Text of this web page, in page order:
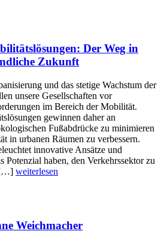
Der Weg in
Zukunft
und das stetige Wachstum der
unsere Gesellschaften vor
im Bereich der Mobilität.
gewinnen daher an
Fußabdrücke zu minimieren
in urbanen Räumen zu verbessern.
innovative Ansätze und
Potenzial haben, den Verkehrssektor zu
[…] weiterlesen
Weichmacher